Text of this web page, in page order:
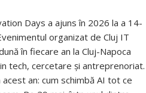
Days a ajuns în 2026 la a 14-
organizat de Cluj IT
în fiecare an la Cluj-Napoca
tech, cercetare și antreprenoriat.
acest an: cum schimbă AI tot ce